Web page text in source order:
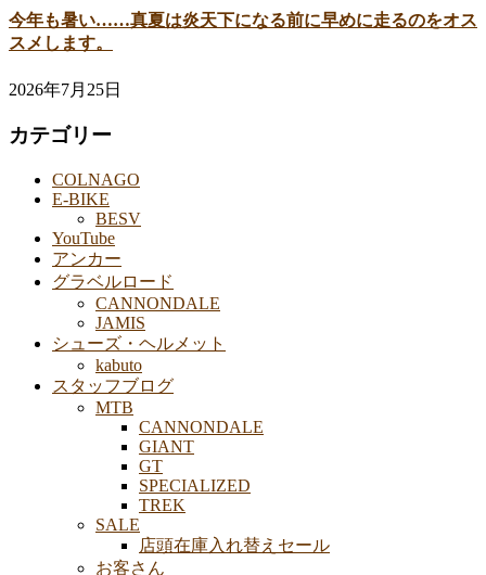
今年も暑い……真夏は炎天下になる前に早めに走るのをオス
スメします。
2026年7月25日
カテゴリー
COLNAGO
E-BIKE
BESV
YouTube
アンカー
グラベルロード
CANNONDALE
JAMIS
シューズ・ヘルメット
kabuto
スタッフブログ
MTB
CANNONDALE
GIANT
GT
SPECIALIZED
TREK
SALE
店頭在庫入れ替えセール
お客さん